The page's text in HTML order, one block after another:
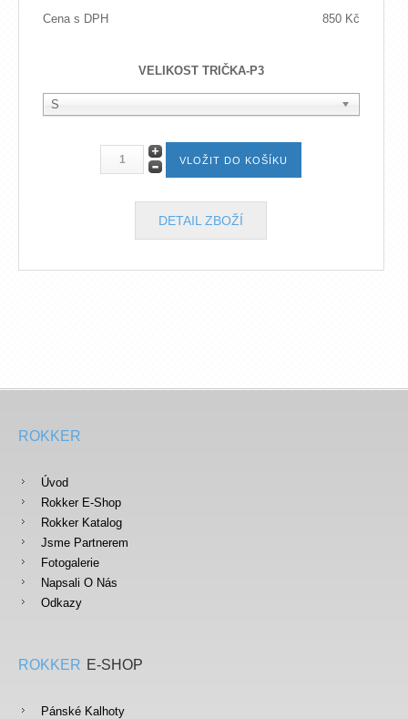
Cena s DPH 850 Kč
VELIKOST TRIČKA-P3
S
DETAIL ZBOŽÍ
ROKKER
Úvod
Rokker E-Shop
Rokker Katalog
Jsme Partnerem
Fotogalerie
Napsali O Nás
Odkazy
ROKKER E-SHOP
Pánské Kalhoty